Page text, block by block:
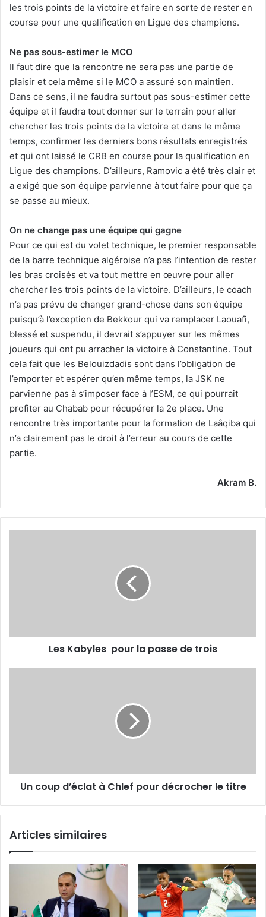
les trois points de la victoire et faire en sorte de rester en
course pour une qualification en Ligue des champions.
Ne pas sous-estimer le MCO
Il faut dire que la rencontre ne sera pas une partie de
plaisir et cela même si le MCO a assuré son maintien.
Dans ce sens, il ne faudra surtout pas sous-estimer cette
équipe et il faudra tout donner sur le terrain pour aller
chercher les trois points de la victoire et dans le même
temps, confirmer les derniers bons résultats enregistrés
et qui ont laissé le CRB en course pour la qualification en
Ligue des champions. D’ailleurs, Ramovic a été très clair et
a exigé que son équipe parvienne à tout faire pour que ça
se passe au mieux.
On ne change pas une équipe qui gagne
Pour ce qui est du volet technique, le premier responsable
de la barre technique algéroise n’a pas l’intention de rester
les bras croisés et va tout mettre en œuvre pour aller
chercher les trois points de la victoire. D’ailleurs, le coach
n’a pas prévu de changer grand-chose dans son équipe
puisqu’à l’exception de Bekkour qui va remplacer Laouafi,
blessé et suspendu, il devrait s’appuyer sur les mêmes
joueurs qui ont pu arracher la victoire à Constantine. Tout
cela fait que les Belouizdadis sont dans l’obligation de
l’emporter et espérer qu’en même temps, la JSK ne
parvienne pas à s’imposer face à l’ESM, ce qui pourrait
profiter au Chabab pour récupérer la 2e place. Une
rencontre très importante pour la formation de Laâqiba qui
n’a clairement pas le droit à l’erreur au cours de cette
partie.
Akram B.
Les Kabyles pour la passe de trois
titre
Un coup d’éclat à Chlef pour décrocher le titre
Articles similaires